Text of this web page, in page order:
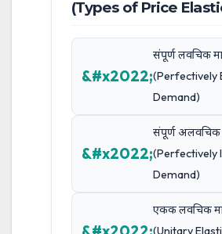
(Types of Price
संपूर्ण लवचिक
(Perfectively
Demand)
संपूर्ण अलवचिक
(Perfectively
Demand)
एकक लवचिक
(Unitary